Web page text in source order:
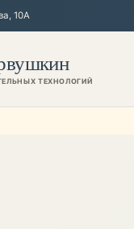
10А
ТЕХНОЛОГИЙ
слабовидящих